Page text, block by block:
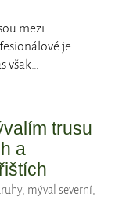
mezi
je
však…
trusu
a
, mýval severní,